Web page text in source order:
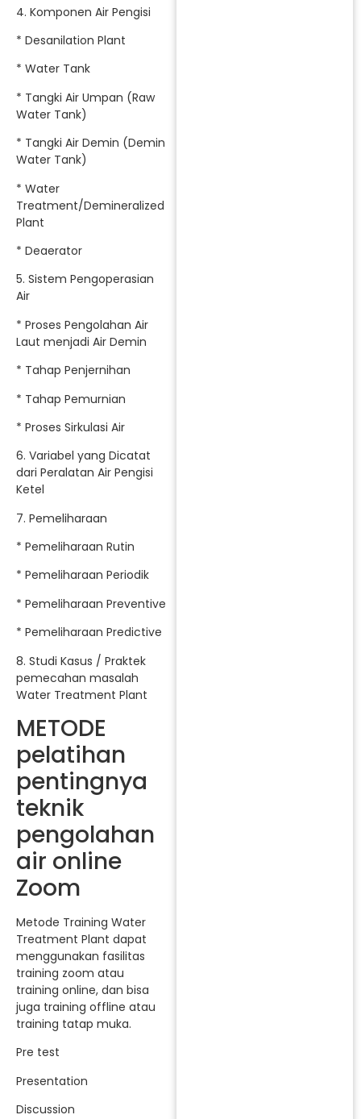
4. Komponen Air Pengisi
* Desanilation Plant
* Water Tank
* Tangki Air Umpan (Raw
Water Tank)
* Tangki Air Demin (Demin
Water Tank)
* Water
Treatment/Demineralized
Plant
* Deaerator
5. Sistem Pengoperasian
Air
* Proses Pengolahan Air
Laut menjadi Air Demin
* Tahap Penjernihan
* Tahap Pemurnian
* Proses Sirkulasi Air
6. Variabel yang Dicatat
dari Peralatan Air Pengisi
Ketel
7. Pemeliharaan
* Pemeliharaan Rutin
* Pemeliharaan Periodik
* Pemeliharaan Preventive
* Pemeliharaan Predictive
8. Studi Kasus / Praktek
pemecahan masalah
Water Treatment Plant
METODE
pelatihan
pentingnya
teknik
pengolahan
air online
Zoom
Metode Training Water
Treatment Plant dapat
menggunakan fasilitas
training zoom atau
training online, dan bisa
juga training offline atau
training tatap muka.
Pre test
Presentation
Discussion